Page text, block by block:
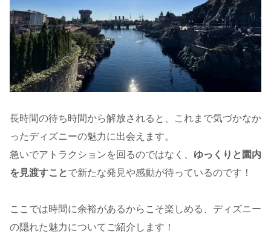
長時間の待ち時間から解放されると、これまで気づかなか
ったディズニーの魅力に出会えます。
急いでアトラクションを回るのではなく、 ゆっくりと園内
を見渡すことで新たな発見や感動が待っているのです！
ここでは時間に余裕があるからこそ楽しめる、ディズニー
の隠れた魅力についてご紹介します！